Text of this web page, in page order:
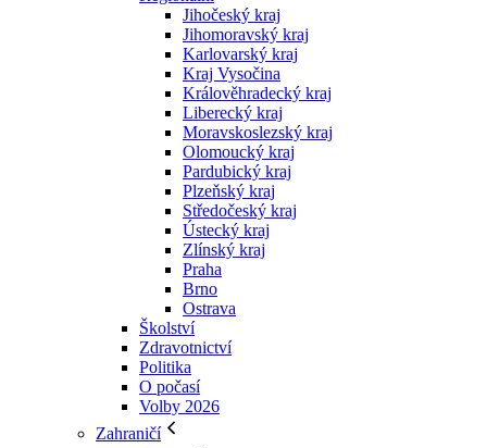
Jihočeský kraj
Jihomoravský kraj
Karlovarský kraj
Kraj Vysočina
Králověhradecký kraj
Liberecký kraj
Moravskoslezský kraj
Olomoucký kraj
Pardubický kraj
Plzeňský kraj
Středočeský kraj
Ústecký kraj
Zlínský kraj
Praha
Brno
Ostrava
Školství
Zdravotnictví
Politika
O počasí
Volby 2026
Zahraničí